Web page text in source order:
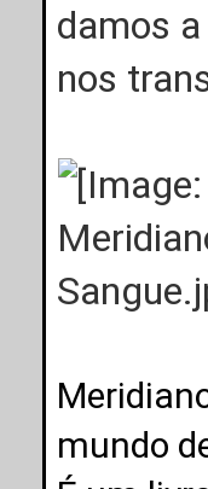
damos
nos
mundo